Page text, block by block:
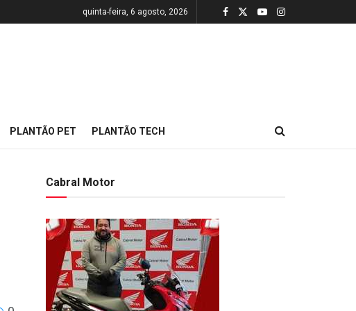
quinta-feira, 6 agosto, 2026
PLANTÃO PET PLANTÃO TECH
Cabral Motor